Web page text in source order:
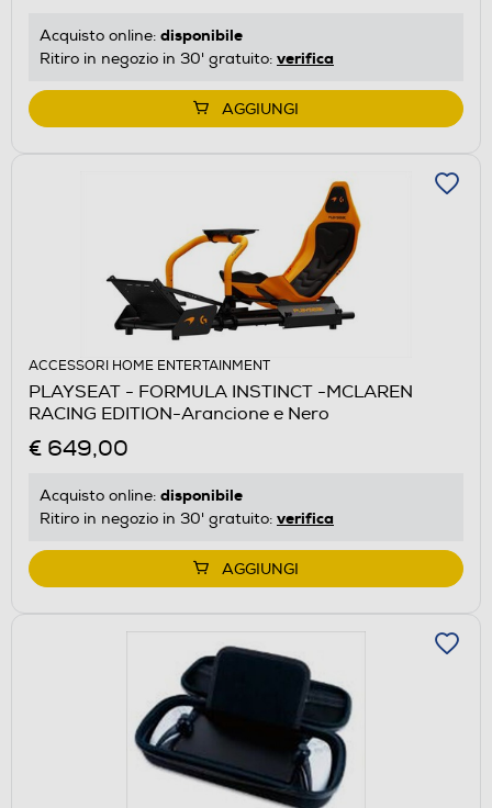
Acquisto online: disponibile
Ritiro in negozio in 30' gratuito: verifica
AGGIUNGI
ACCESSORI HOME ENTERTAINMENT
PLAYSEAT - FORMULA INSTINCT -MCLAREN
RACING EDITION-Arancione e Nero
€ 649,00
Acquisto online: disponibile
Ritiro in negozio in 30' gratuito: verifica
AGGIUNGI